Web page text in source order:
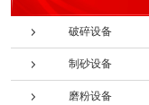
破碎设备
制砂设备
磨粉设备